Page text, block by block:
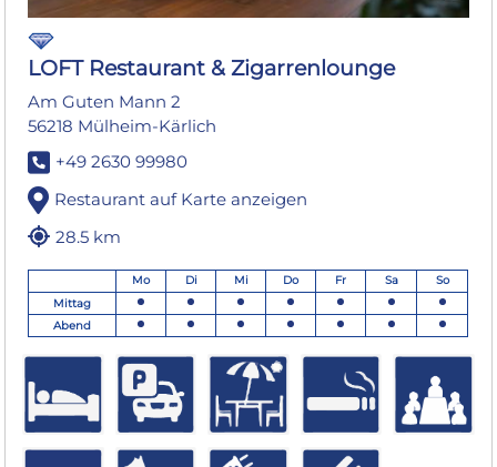
LOFT Restaurant & Zigarrenlounge
Am Guten Mann 2
56218 Mülheim-Kärlich
+49 2630 99980
Restaurant auf Karte anzeigen
28.5 km
Mo Di Mi Do Fr Sa
So
Mittag
Abend